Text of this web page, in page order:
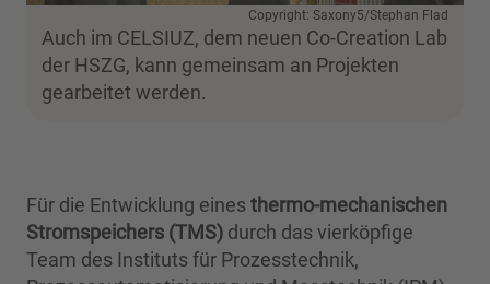
Copyright: Saxony5/Stephan Flad
Auch im CELSIUZ, dem neuen Co-Creation Lab
der HSZG, kann gemeinsam an Projekten
gearbeitet werden.
Für die Entwicklung eines thermo-mechanischen
Stromspeichers (TMS) durch das vierköpfige
Team des Instituts für Prozesstechnik,